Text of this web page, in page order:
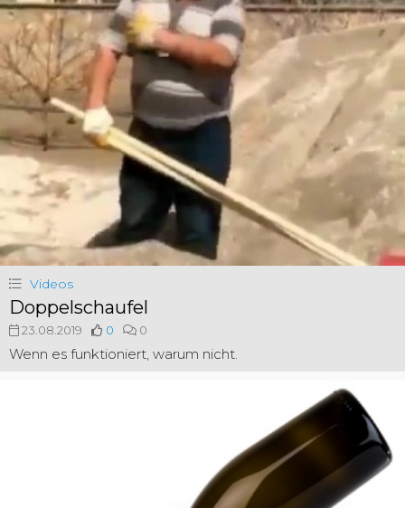
Videos
Doppelschaufel
23.08.2019 0 0
Wenn es funktioniert, warum nicht.